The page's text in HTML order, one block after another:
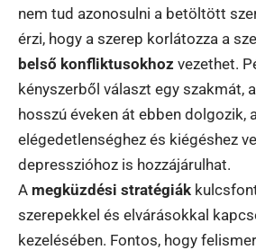
nem tud azonosulni a betöltött
érzi, hogy a szerep korlátozza a
belső konfliktusokhoz vezethet.
kényszerből választ egy szakmát,
hosszú éveken át ebben dolgozik,
elégedetlenséghez és kiégéshez
depresszióhoz is hozzájárulhat.
A megküzdési stratégiák
szerepekkel és elvárásokkal
kezelésében. Fontos, hogy